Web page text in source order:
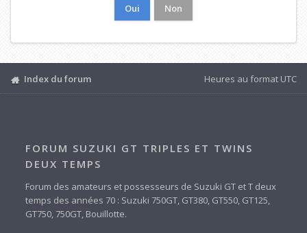
Index du forum Heures au format UTC
FORUM SUZUKI GT TRIPLES ET TWINS
DEUX TEMPS
Forum des amateurs et possesseurs de Suzuki GT et T deux
temps des années 70 : Suzuki 750GT, GT380, GT550, GT125,
GT750, 750GT, Bouillotte.